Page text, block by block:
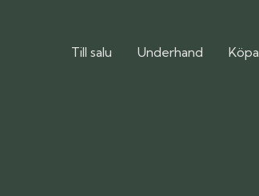
Till salu Underhand Köpa